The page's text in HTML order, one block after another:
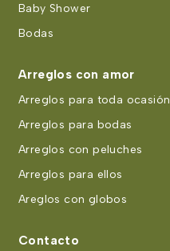
Baby Shower
Bodas
Arreglos con amor
Arreglos para toda ocasión
Arreglos para bodas
Arreglos con peluches
Arreglos para ellos
Areglos con globos
Contacto